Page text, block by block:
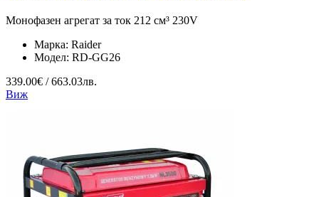
Монофазен агрегат за ток 212 см³ 230V
Марка: Raider
Модел: RD-GG26
339.00€ / 663.03лв.
Виж